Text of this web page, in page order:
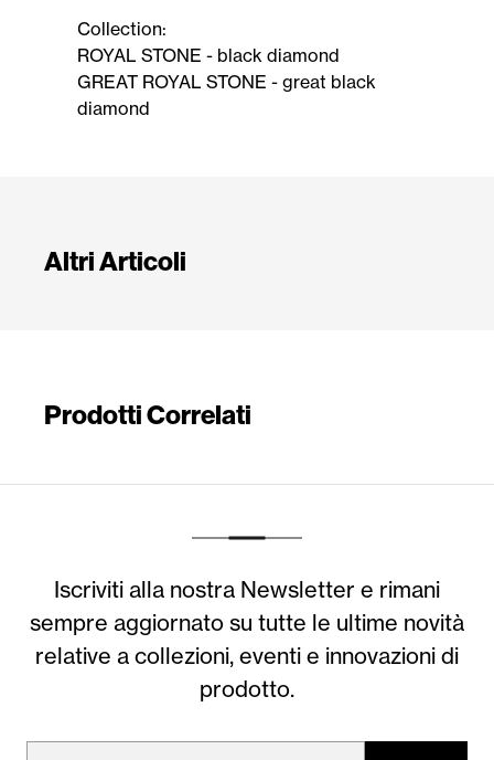
Collection:
ROYAL STONE - black diamond
GREAT ROYAL STONE - great black
diamond
Altri Articoli
Prodotti Correlati
Iscriviti alla nostra Newsletter e rimani
sempre aggiornato su tutte le ultime novità
relative a collezioni, eventi e innovazioni di
prodotto.